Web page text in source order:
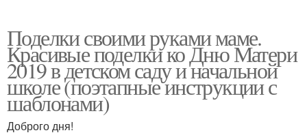
Поделки своими руками маме.
Красивые поделки ко Дню Матери
2019 в детском саду и начальной
школе (поэтапные инструкции с
шаблонами)
Доброго дня!